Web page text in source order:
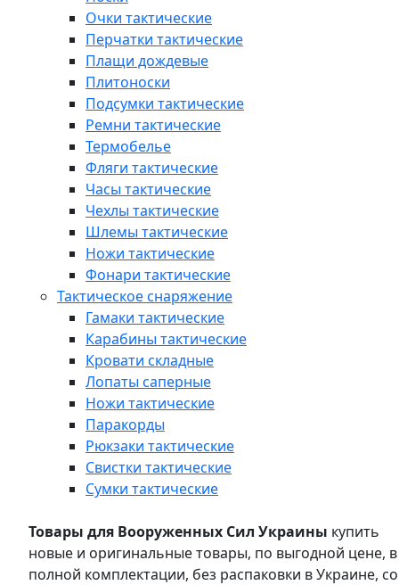
Очки тактические
Перчатки тактические
Плащи дождевые
Плитоноски
Подсумки тактические
Ремни тактические
Термобелье
Фляги тактические
Часы тактические
Чехлы тактические
Шлемы тактические
Ножи тактические
Фонари тактические
Тактическое снаряжение
Гамаки тактические
Карабины тактические
Кровати складные
Лопаты саперные
Ножи тактические
Паракорды
Рюкзаки тактические
Свистки тактические
Сумки тактические
Товары для Вооруженных Сил Украины купить
новые и оригинальные товары, по выгодной цене, в
полной комплектации, без распаковки в Украине, со